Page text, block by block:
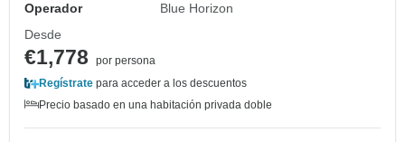
Operador
Blue Horizon
Desde
€1,778
por persona
Regístrate para acceder a los descuentos
Precio basado en una habitación privada doble